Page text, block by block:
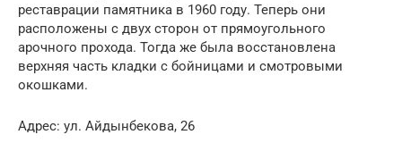
реставрации памятника в 1960 году. Теперь они
расположены с двух сторон от прямоугольного
арочного прохода. Тогда же была восстановлена
верхняя часть кладки с бойницами и смотровыми
окошками.
Адрес: ул. Айдынбекова, 26